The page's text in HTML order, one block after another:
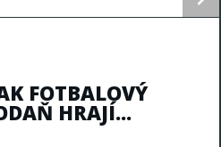
FOTBALOVÝ
HRAJÍ...